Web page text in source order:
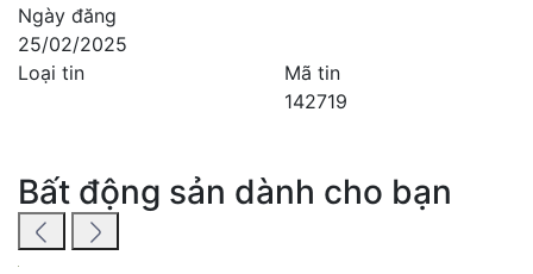
Ngày đăng
25/02/2025
Loại tin
Mã tin
142719
Bất động sản dành cho bạn